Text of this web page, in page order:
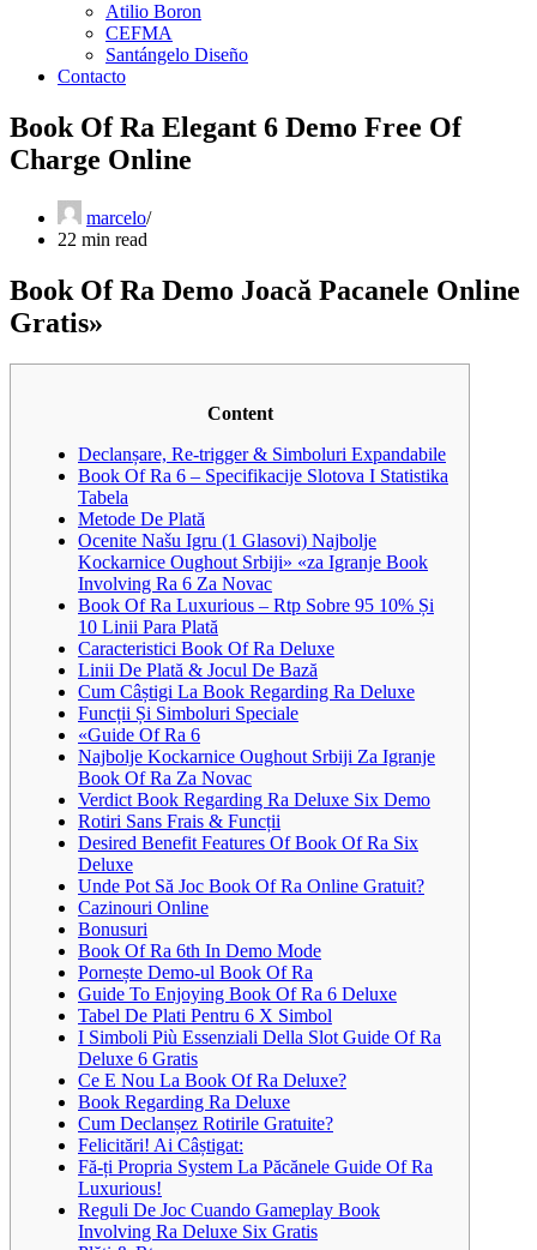
Atilio Boron
CEFMA
Santángelo Diseño
Contacto
Book Of Ra Elegant 6 Demo Free Of
Charge Online
marcelo
22 min read
Book Of Ra Demo Joacă Pacanele Online
Gratis»
Content
Declanșare, Re-trigger & Simboluri Expandabile
Book Of Ra 6 – Specifikacije Slotova I Statistika
Tabela
Metode De Plată
Ocenite Našu Igru (1 Glasovi) Najbolje
Kockarnice Oughout Srbiji» «za Igranje Book
Involving Ra 6 Za Novac
Book Of Ra Luxurious – Rtp Sobre 95 10% Și
10 Linii Para Plată
Caracteristici Book Of Ra Deluxe
Linii De Plată & Jocul De Bază
Cum Câștigi La Book Regarding Ra Deluxe
Funcții Și Simboluri Speciale
«Guide Of Ra 6
Najbolje Kockarnice Oughout Srbiji Za Igranje
Book Of Ra Za Novac
Verdict Book Regarding Ra Deluxe Six Demo
Rotiri Sans Frais & Funcții
Desired Benefit Features Of Book Of Ra Six
Deluxe
Unde Pot Să Joc Book Of Ra Online Gratuit?
Cazinouri Online
Bonusuri
Book Of Ra 6th In Demo Mode
Pornește Demo-ul Book Of Ra
Guide To Enjoying Book Of Ra 6 Deluxe
Tabel De Plati Pentru 6 X Simbol
I Simboli Più Essenziali Della Slot Guide Of Ra
Deluxe 6 Gratis
Ce E Nou La Book Of Ra Deluxe?
Book Regarding Ra Deluxe
Cum Declanșez Rotirile Gratuite?
Felicitări! Ai Câștigat:
Fă-ți Propria System La Păcănele Guide Of Ra
Luxurious!
Reguli De Joc Cuando Gameplay Book
Involving Ra Deluxe Six Gratis